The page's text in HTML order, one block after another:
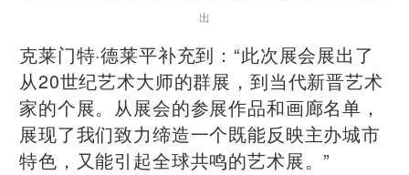
出
克莱门特·德莱平补充到：“此次展会展出了
从20世纪艺术大师的群展，到当代新晋艺术
家的个展。从展会的参展作品和画廊名单，
展现了我们致力缔造一个既能反映主办城市
特色，又能引起全球共鸣的艺术展。”